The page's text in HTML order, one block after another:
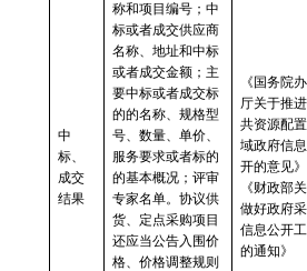
中
标、
成交
结果
称和项目编号；中
标或者成交供应商
名称、地址和中标
或者成交金额；主
要中标或者成交标
的的名称、规格型
号、数量、单价、
服务要求或者标的
的基本概况；评审
专家名单。协议供
货、定点采购项目
还应当公告入围价
格、价格调整规则
《国务院
厅关于推
共资源配
域政府信
开的意见
《财政部
做好政府
信息公开
的通知》